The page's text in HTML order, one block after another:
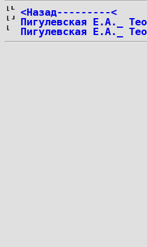
<Назад---------<
Пигулевская Е.А._
Пигулевская Е.А._